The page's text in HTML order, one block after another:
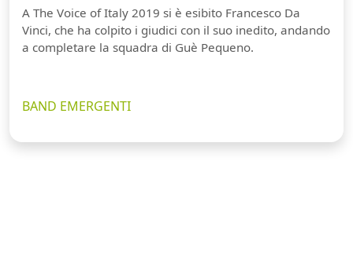
A The Voice of Italy 2019 si è esibito Francesco Da
Vinci, che ha colpito i giudici con il suo inedito, andando
a completare la squadra di Guè Pequeno.
BAND EMERGENTI